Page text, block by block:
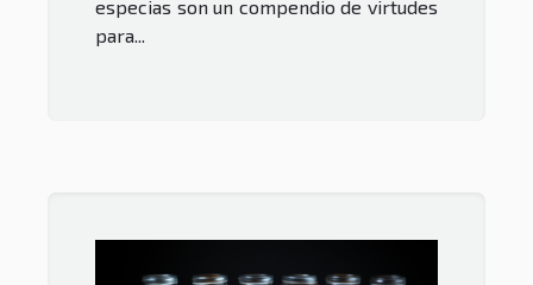
especias son un compendio de virtudes
para...